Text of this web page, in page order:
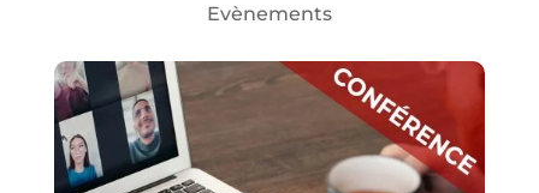
Evènements